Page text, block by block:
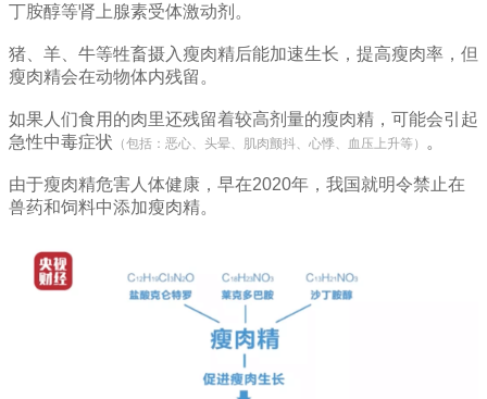
丁胺醇等肾上腺素受体激动剂。
猪、羊、牛等牲畜摄入瘦肉精后能加速生长，提高瘦肉率，但
瘦肉精会在动物体内残留。
如果人们食用的肉里还残留着较高剂量的瘦肉精，可能会引起
急性中毒症状 （包括：恶心、头晕、肌肉颤抖、心悸、血压上升等） 。
由于瘦肉精危害人体健康，早在2020年，我国就明令禁止在
兽药和饲料中添加瘦肉精。